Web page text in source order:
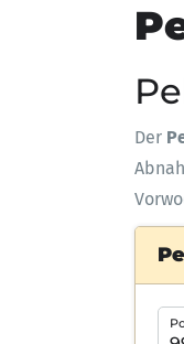
Der